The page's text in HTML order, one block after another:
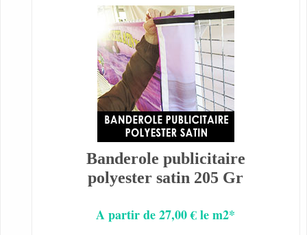
Banderole publicitaire
polyester satin 205 Gr
A partir de 27,00 € le m2*